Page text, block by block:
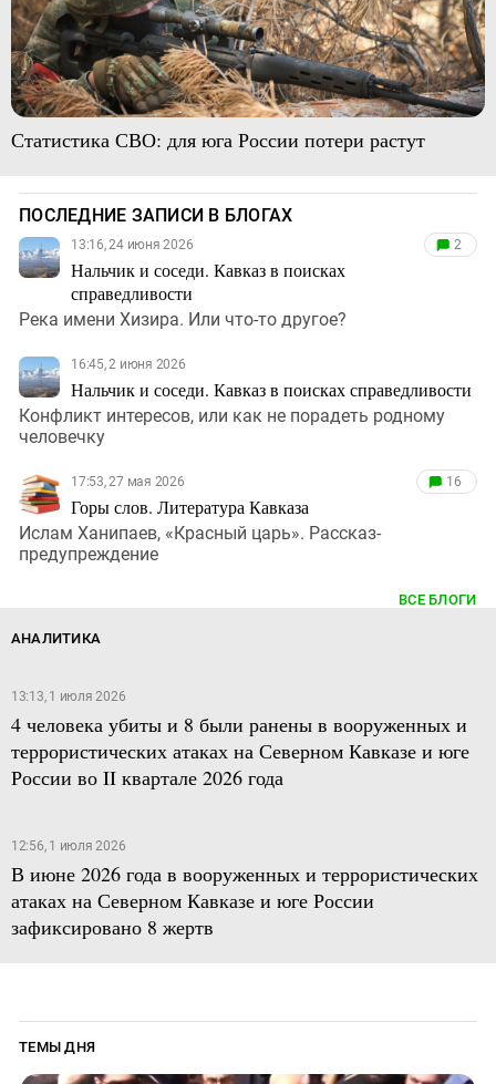
Статистика СВО: для юга России потери растут
ПОСЛЕДНИЕ ЗАПИСИ В БЛОГАХ
13:16, 24 июня 2026
Нальчик и соседи. Кавказ в поисках
справедливости
2
Река имени Хизира. Или что-то другое?
16:45, 2 июня 2026
Нальчик и соседи. Кавказ в поисках справедливости
Конфликт интересов, или как не порадеть родному
человечку
17:53, 27 мая 2026
Горы слов. Литература Кавказа
16
Ислам Ханипаев, «Красный царь». Рассказ-
предупреждение
ВСЕ БЛОГИ
АНАЛИТИКА
13:13, 1 июля 2026
4 человека убиты и 8 были ранены в вооруженных и
террористических атаках на Северном Кавказе и юге
России во II квартале 2026 года
12:56, 1 июля 2026
В июне 2026 года в вооруженных и террористических
атаках на Северном Кавказе и юге России
зафиксировано 8 жертв
ТЕМЫ ДНЯ